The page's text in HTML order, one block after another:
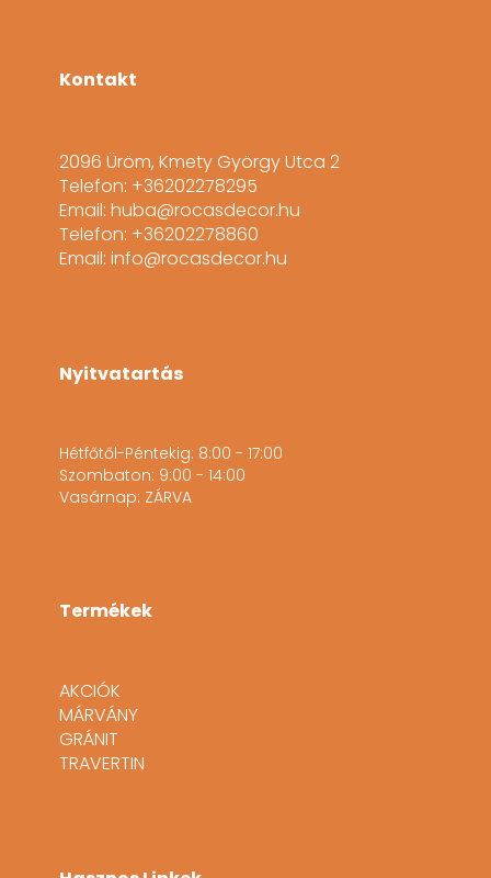
Kontakt
2096 Üröm, Kmety György Utca 2
Telefon: +36202278295
Email: huba@rocasdecor.hu
Telefon: +36202278860
Email: info@rocasdecor.hu
Nyitvatartás
Hétfőtől-Péntekig: 8:00 - 17:00
Szombaton: 9:00 - 14:00
Vasárnap: ZÁRVA
Termékek
AKCIÓK
MÁRVÁNY
GRÁNIT
TRAVERTIN